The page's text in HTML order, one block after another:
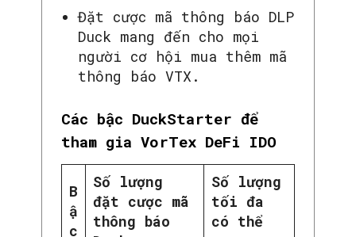
Đặt cược mã thông báo DLP
Duck mang đến cho mọi
người cơ hội mua thêm mã
thông báo VTX.
Các bậc DuckStarter để
tham gia VorTex DeFi IDO
B
ậ
c
Số lượng
đặt cược mã
thông báo
Số lượng
tối đa
có thể